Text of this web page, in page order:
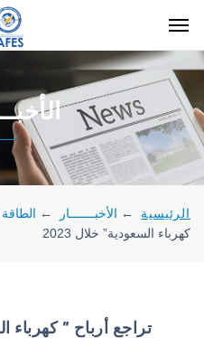
الرئيسية ← الأخبـــــــار ←
كهرباء السعودية” خلال 2023
تراجع أرباح ” كهرباء